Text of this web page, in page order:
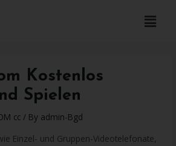
Kostenlos
Spielen
cc / By admin-Bgd
Einzel- und Gruppen-Videotelefonate,